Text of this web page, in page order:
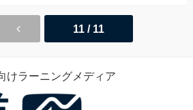
11 / 11
けラーニングメディア